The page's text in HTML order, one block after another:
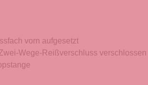
vorn aufgesetzt
Wege-Reißverschluss verschlossen